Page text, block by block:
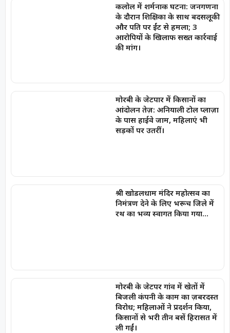
कलोल में शर्मनाक घटना: जनगणना
के दौरान शिक्षिका के साथ बदसलूकी
और पति पर ईंट से हमला; 3
आरोपियों के खिलाफ सख्त कार्रवाई
की मांग।
मोरबी के जेटपार में किसानों का
आंदोलन तेज़: अनियाली टोल प्लाज़ा
के पास हाईवे जाम, महिलाएं भी
सड़कों पर उतरीं।
श्री खोडलधाम मंदिर महोत्सव का
निमंत्रण देने के लिए भरूच जिले में
रथ का भव्य स्वागत किया गया…
मोरबी के जेटपर गांव में खेतों में
बिजली कंपनी के काम का ज़बरदस्त
विरोध; महिलाओं ने प्रदर्शन किया,
किसानों से भरी तीन बसें हिरासत में
ली गईं।